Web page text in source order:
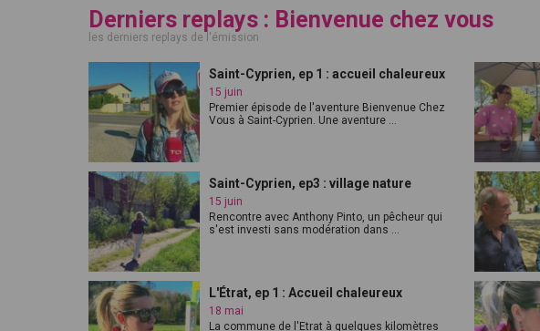
Derniers replays : Bienvenue chez vous
les derniers replays de l'émission
Saint-Cyprien, ep 1 : accueil chaleureux
15 juin
Premier épisode de l'aventure Bienvenue Chez
Vous à Saint-Cyprien. Une aventure ...
Saint-Cyprien, ep3 : village nature
15 juin
Rencontre avec Anthony Pinto, un pêcheur qui
s'est investi sans modération dans ...
L'Étrat, ep 1 : Accueil chaleureux
18 mai
La commune de l'Etrat à quelques kilomètres